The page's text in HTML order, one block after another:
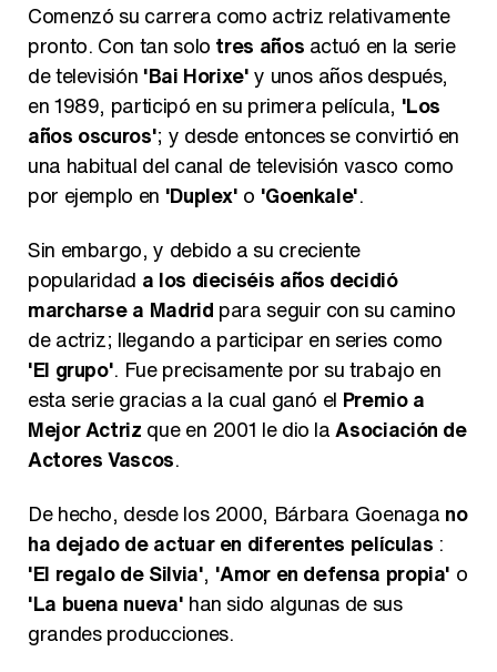
Así se tomó Felipe VI que la Infanta Sofía no quisiera recibir formación militar
Belén Esteban: "Estoy emocionada, muy contenta y muy feliz por llegar a RTVE"
Comenzó su carrera como actriz relativamente
pronto. Con tan solo tres años actuó en la serie
de televisión 'Bai Horixe'y unos años después,
en 1989, participó en su primera película, 'Los
años oscuros'; y desde entonces se convirtió en
una habitual del canal de televisión vasco como
por ejemplo en 'Duplex' o 'Goenkale'.
Sin embargo, y debido a su creciente
popularidad a los dieciséis años decidió
marcharse a Madrid para seguir con su camino
de actriz; llegando a participar en series como
'El grupo'. Fue precisamente por su trabajo en
esta serie gracias a la cual ganó el Premio a
Mejor Actriz que en 2001 le dio laAsociación de
Actores Vascos.
De hecho, desde los 2000, Bárbara Goenaga no
ha dejado de actuar en diferentes películas :
'El regalo de Silvia', 'Amor en defensa propia' o
'La buena nueva' han sido algunas de sus
grandes producciones.